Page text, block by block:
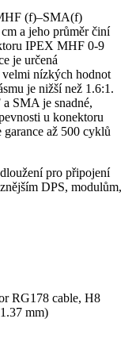
(f)–SMA(f)
a jeho průměr činí
IPEX MHF 0-9
je určená
nízkých hodnot
je nižší než 1.6:1.
SMA je snadné,
u konektoru
garance až 500 cyklů
pro připojení
DPS, modulům,
RG178 cable, H8
mm)